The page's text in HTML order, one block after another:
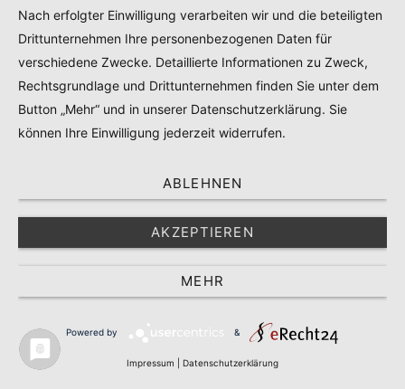
Elberadweg - Etappe 3:
Dresden bis Königstein, ca. 45 km
vergangenen zwei Tagen, folgten wir dem Flusslauf mehr
Tages radelte ich allerdings quer durch Dresden, um noch
ein paar Sehenswürdigkeiten auf dem Weg mitzunehmen:
Nach erfolgter Einwilligung verarbeiten wir und die beteiligten
Drittunternehmen Ihre personenbezogenen Daten für
verschiedene Zwecke. Detaillierte Informationen zu Zweck,
Rechtsgrundlage und Drittunternehmen finden Sie unter dem
Button „Mehr“ und in unserer Datenschutzerklärung. Sie
können Ihre Einwilligung jederzeit widerrufen.
ABLEHNEN
AKZEPTIEREN
MEHR
Powered by &
Impressum Datenschutzerklärung